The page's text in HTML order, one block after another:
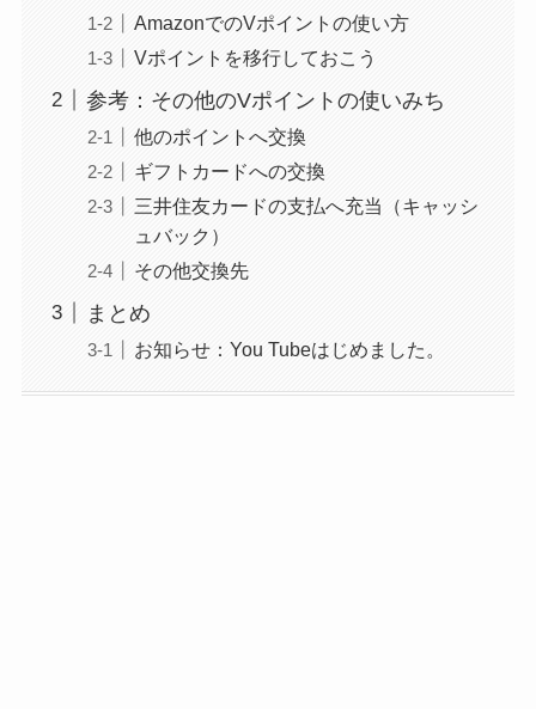
AmazonでのVポイントの使い方
Vポイントを移行しておこう
参考：その他のVポイントの使いみち
他のポイントへ交換
ギフトカードへの交換
三井住友カードの支払へ充当（キャッシ
ュバック）
その他交換先
まとめ
お知らせ：You Tubeはじめました。